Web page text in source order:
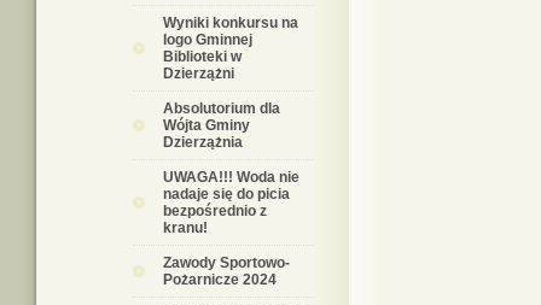
Wyniki konkursu na
logo Gminnej
Biblioteki w
Dzierzążni
Absolutorium dla
Wójta Gminy
Dzierzążnia
UWAGA!!! Woda nie
nadaje się do picia
bezpośrednio z
kranu!
Zawody Sportowo-
Pożarnicze 2024